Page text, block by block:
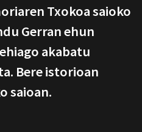
Txokoa saioko
Gerran ehun
akabatu
Bere istorioan
saioan.